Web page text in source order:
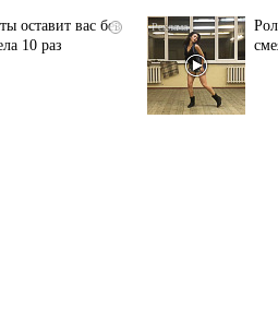
i
оставит вас без
10 раз